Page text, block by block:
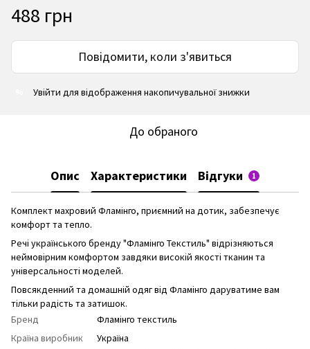
488 грн
Повідомити, коли з'явиться
Увійти для відображення накопичувальної знижки
До обраного
Опис Характеристики Відгуки 1
Комплект махровий Фламінго, приємний на дотик, забезпечує
комфорт та тепло.
Речі українського бренду "Фламінго Текстиль" відрізняються
неймовірним комфортом завдяки високій якості тканин та
універсальності моделей.
Повсякденний та домашній одяг від Фламінго даруватиме вам
тільки радість та затишок.
Бренд
Фламінго текстиль
Країна виробник
Україна